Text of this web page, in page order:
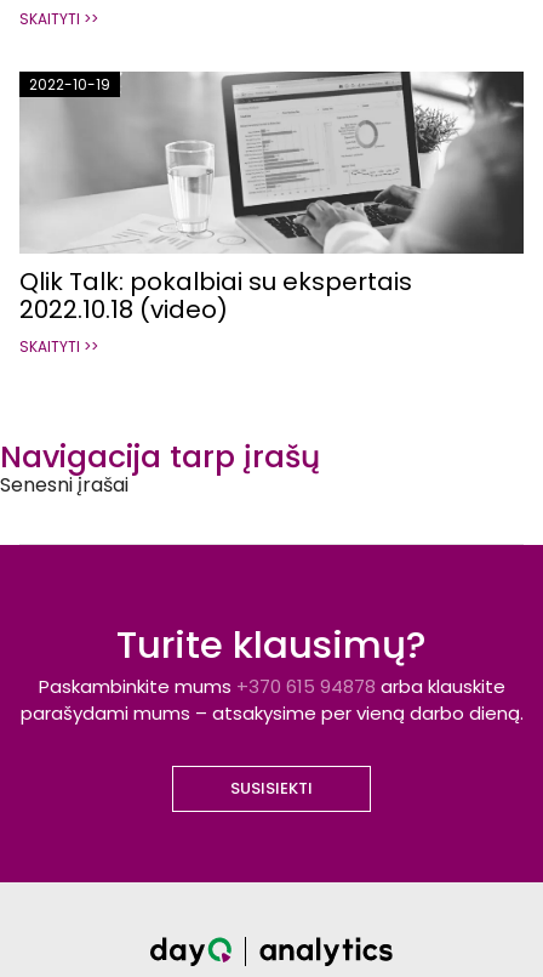
SKAITYTI >>
2022-10-19
Qlik Talk: pokalbiai su ekspertais
2022.10.18 (video)
SKAITYTI >>
Navigacija tarp įrašų
Senesni įrašai
Turite klausimų?
Paskambinkite mums +370 615 94878 arba klauskite
parašydami mums – atsakysime per vieną darbo dieną.
SUSISIEKTI